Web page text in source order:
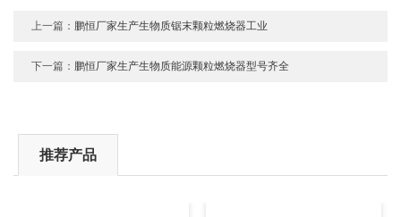
上一篇： 鹏恒厂家生产生物质锯末颗粒燃烧器工业
下一篇： 鹏恒厂家生产生物质能源颗粒燃烧器型号齐全
推荐产品